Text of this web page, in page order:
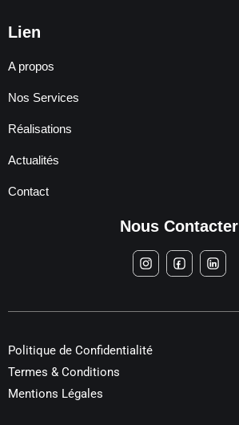
Lien
A propos
Nos Services
Réalisations
Actualités
Contact
Nous Contacter
Politique de Confidentialité
Termes & Conditions
Mentions Légales